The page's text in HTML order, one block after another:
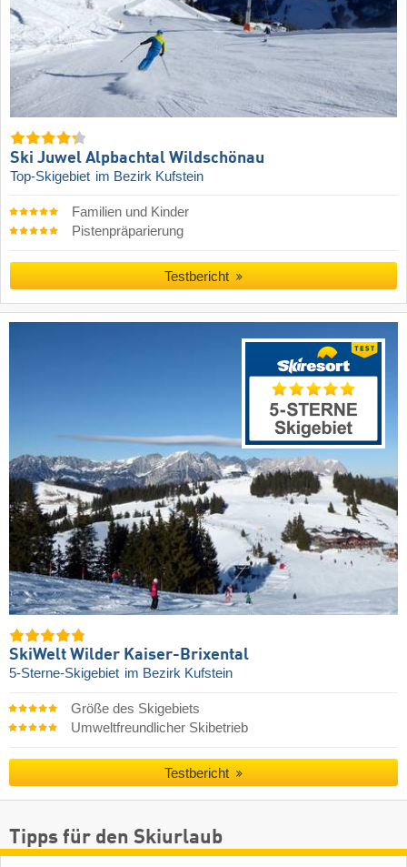
Ski Juwel Alpbachtal Wildschönau
Top-Skigebiet im Bezirk Kufstein
Familien und Kinder
Pistenpräparierung
Testbericht
SkiWelt Wilder Kaiser-Brixental
5-Sterne-Skigebiet im Bezirk Kufstein
Größe des Skigebiets
Umweltfreundlicher Skibetrieb
Testbericht
Tipps für den Skiurlaub